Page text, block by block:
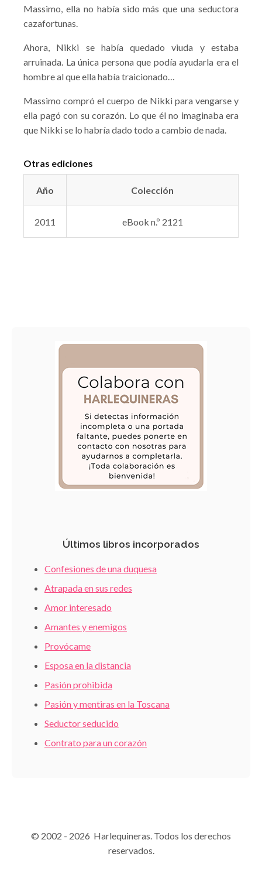
Massimo, ella no había sido más que una seductora
cazafortunas.
Ahora, Nikki se había quedado viuda y estaba
arruinada. La única persona que podía ayudarla era el
hombre al que ella había traicionado…
Massimo compró el cuerpo de Nikki para vengarse y
ella pagó con su corazón. Lo que él no imaginaba era
que Nikki se lo habría dado todo a cambio de nada.
Otras ediciones
Año Colección
2011 eBook n.º 2121
Últimos libros incorporados
Confesiones de una duquesa
Atrapada en sus redes
Amor interesado
Amantes y enemigos
Provócame
Esposa en la distancia
Pasión prohibida
Pasión y mentiras en la Toscana
Seductor seducido
Contrato para un corazón
© 2002 - 2026 Harlequineras. Todos los derechos
reservados.